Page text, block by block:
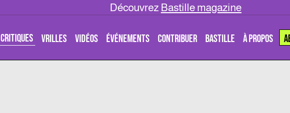
Découvrez Bastille magazine
CRITIQUES VRILLES VIDÉOS ÉVÉNEMENTS CONTRIBUER BASTILLE À PROPOS